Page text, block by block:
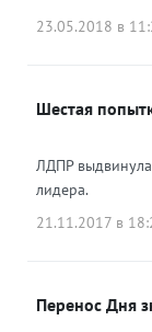
23.05.2018 в
Шестая
ЛДПР
лидера.
21.11.2017 в
Перенос Дня